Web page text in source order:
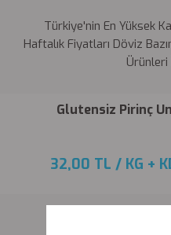
Türkiye'nin En Yüksek
Haftalık Fiyatları Döviz
Ürünleri
Glutensiz Pirinç
32,00 TL / KG +